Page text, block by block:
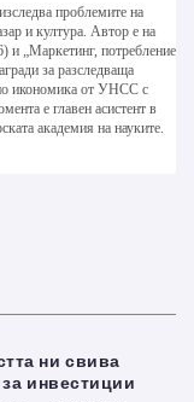
проблемите на
и култура. Автор е на
и „Маркетинг, потребление
за разследваща
икономика от УНСС с
е главен асистент в
академия на науките.
ни свива
инвестиции